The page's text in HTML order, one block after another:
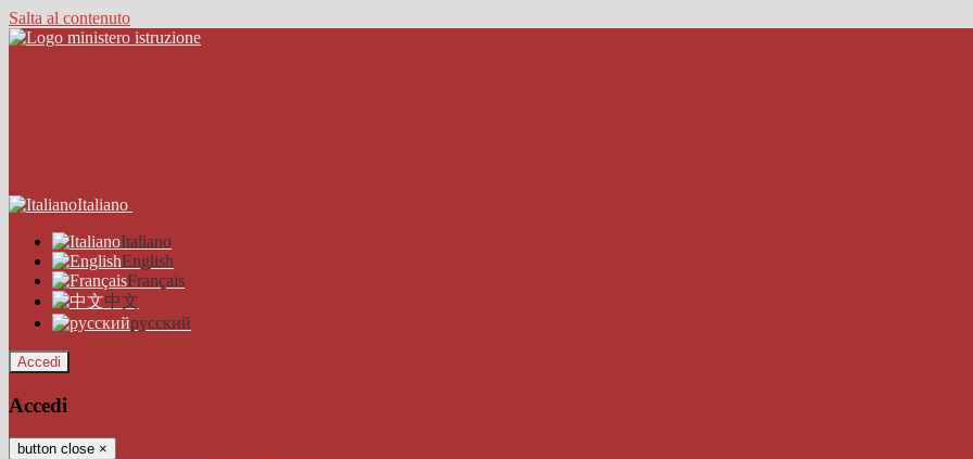
Salta al contenuto
Italiano
Italiano
English
Français
中文
русский
Accedi
Accedi
button close ×